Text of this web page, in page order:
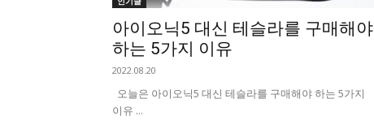
아이오닉5 대신 테슬라를 구매해야
하는 5가지 이유
2022.08.20
오늘은 아이오닉5 대신 테슬라를 구매해야 하는 5가지
이유 ...